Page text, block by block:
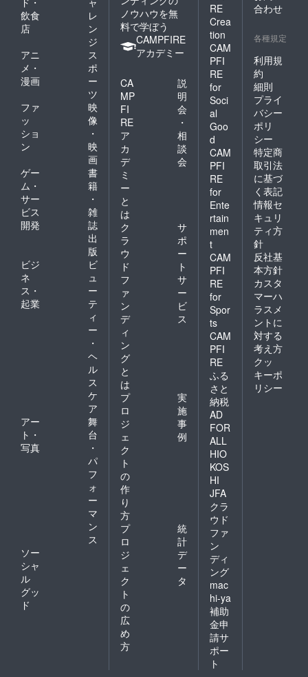
飲食
店
レ
ン
ジ
アニ
メ・
漫画
ス
ポ
ー
ツ
ファ
ッ
ショ
ン
映
像
・
映
画
ゲー
ム・
サー
ビス
開発
書
籍
・
雑
誌
出
版
ビジ
ネ
ス・
起業
ビ
ュ
ー
テ
ィ
ー
・
ヘ
ル
ス
ケ
ア
アー
ト・
写真
舞
台
・
パ
フ
ォ
ー
マ
ン
ス
ソー
シャ
ル
グッ
ド
ノウハウを無
料で学ぼう
CAMPFIRE
アカデミー
CA
MP
FI
RE
ア
カ
デ
ミ
ー
と
は
説
明
会
・
相
談
会
ク
ラ
ウ
ド
フ
ァ
ン
デ
ィ
ン
グ
と
は
サ
ポ
ー
ト
サ
ー
ビ
ス
プ
ロ
ジ
ェ
ク
ト
の
作
り
方
実
施
事
例
プ
ロ
ジ
ェ
ク
ト
の
広
め
方
統
計
デ
ー
タ
RE
Crea
tion
CAM
PFI
RE
for
Soci
al
Goo
d
CAM
PFI
RE
for
Ente
rtain
men
t
CAM
PFI
RE
for
Spor
ts
CAM
PFI
RE
ふる
さと
納税
AD
FOR
ALL
HIO
KOS
HI
JFA
クラ
ウド
ファ
ン
ディ
ング
mac
hi-ya
補助
金申
請サ
ポー
ト
合わせ
各種規定
利用規
約
細則
プライ
バシー
ポリ
シー
特定商
取引法
に基づ
く表記
情報セ
キュリ
ティ方
針
反社基
本方針
カスタ
マーハ
ラスメ
ントに
対する
考え方
クッ
キーポ
リシー